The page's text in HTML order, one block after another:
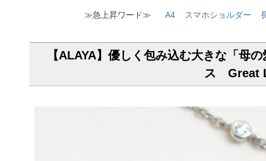
≫急上昇ワード≫ A4 スマホショルダー
【ALAYA】優しく包み込む大きな「母
ス Great